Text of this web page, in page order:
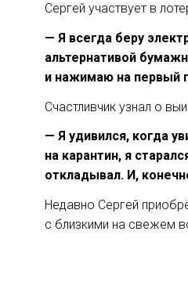
Сергей участвует в
— Я всегда беру
альтернативой
и нажимаю на первый
Счастливчик узнал о
— Я удивился, когда
на карантин, я
откладывал. И,
Недавно Сергей
с близкими на свежем